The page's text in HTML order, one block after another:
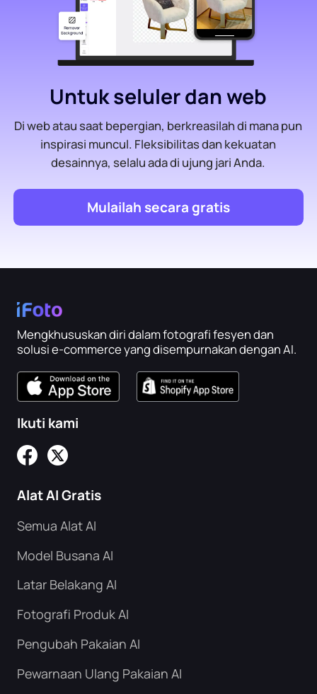
Untuk seluler dan web
Di web atau saat bepergian, berkreasilah di mana pun
inspirasi muncul. Fleksibilitas dan kekuatan
desainnya, selalu ada di ujung jari Anda.
Mulailah secara gratis
Mengkhususkan diri dalam fotografi fesyen dan
solusi e-commerce yang disempurnakan dengan AI.
Ikuti kami
Alat AI Gratis
Semua Alat AI
Model Busana AI
Latar Belakang AI
Fotografi Produk AI
Pengubah Pakaian AI
Pewarnaan Ulang Pakaian AI